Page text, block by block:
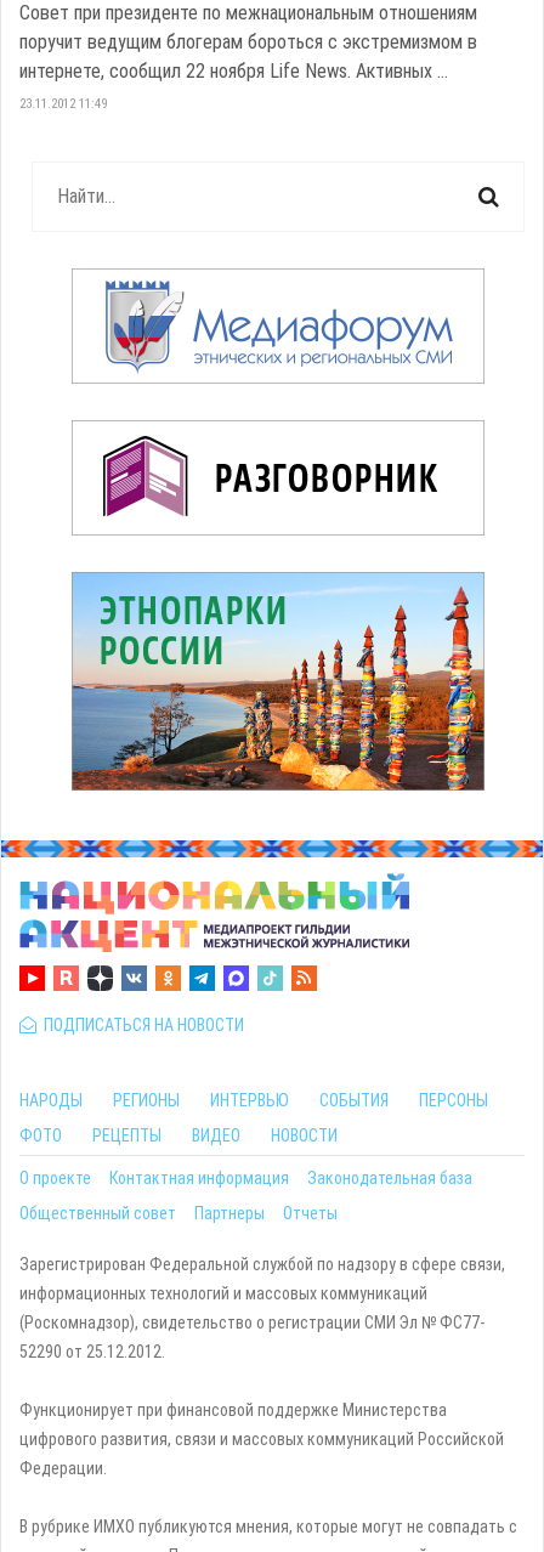
Совет при президенте по межнациональным отношениям
поручит ведущим блогерам бороться с экстремизмом в
интернете, сообщил 22 ноября Life News. Активных ...
23.11.2012 11:49
ПОДПИСАТЬСЯ НА НОВОСТИ
НАРОДЫ РЕГИОНЫ ИНТЕРВЬЮ СОБЫТИЯ
ПЕРСОНЫ
ФОТО
РЕЦЕПТЫ ВИДЕО НОВОСТИ
О проекте Контактная информация
Законодательная база
Общественный совет
Партнеры Отчеты
Зарегистрирован Федеральной службой по надзору в сфере связи,
информационных технологий и массовых коммуникаций
(Роскомнадзор), свидетельство о регистрации СМИ Эл № ФС77-
52290 от 25.12.2012.
Функционирует при финансовой поддержке Министерства
цифрового развития, связи и массовых коммуникаций Российской
Федерации.
В рубрике ИМХО публикуются мнения, которые могут не совпадать с